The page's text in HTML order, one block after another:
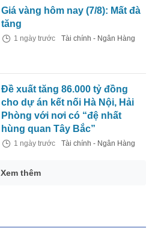
Giá vàng hôm nay (7/8): Mất đà
tăng
1 ngày trước Tài chính - Ngân Hàng
Đề xuất tăng 86.000 tỷ đồng
cho dự án kết nối Hà Nội, Hải
Phòng với nơi có “đệ nhất
hùng quan Tây Bắc”
1 ngày trước Tài chính - Ngân Hàng
Xem thêm